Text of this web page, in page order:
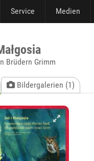
Service Medien
Brüdern Grimm
Bildergalerien (1)